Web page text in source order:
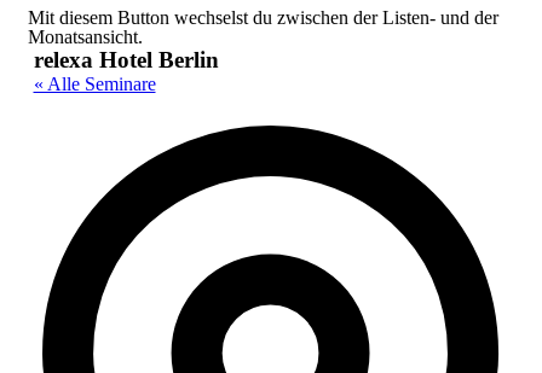
Mit diesem Button wechselst du zwischen der Listen- und der
Monatsansicht.
relexa Hotel Berlin
« Alle Seminare